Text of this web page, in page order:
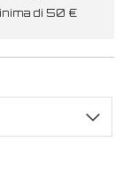
di 50 €